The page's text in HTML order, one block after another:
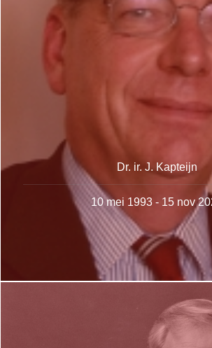
Dr. ir. J. Kapteijn
10 mei 1993 - 15 nov